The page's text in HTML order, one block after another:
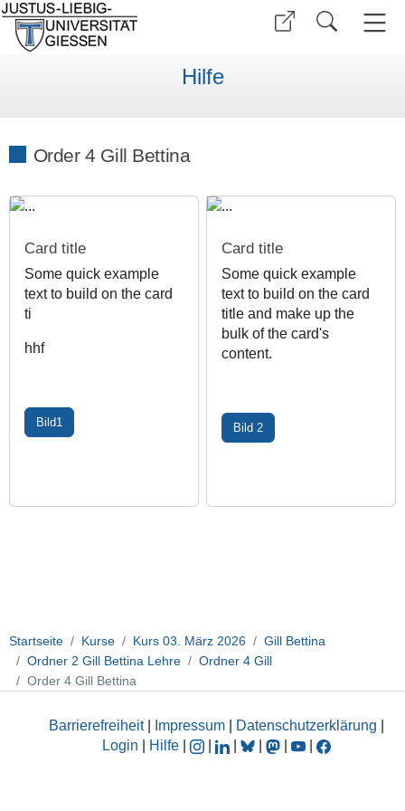
Hilfe
Order 4 Gill Bettina
Card title
Some quick example
text to build on the card
ti
hhf
Bild1
Card title
Some quick example
text to build on the card
title and make up the
bulk of the card's
content.
Bild 2
Startseite Kurse Kurs 03. März 2026
Gill Bettina
Ordner 2 Gill Bettina Lehre
Ordner 4 Gill
Order 4 Gill Bettina
Barrierefreiheit| Impressum Datenschutzerklärung
Login
Hilfe